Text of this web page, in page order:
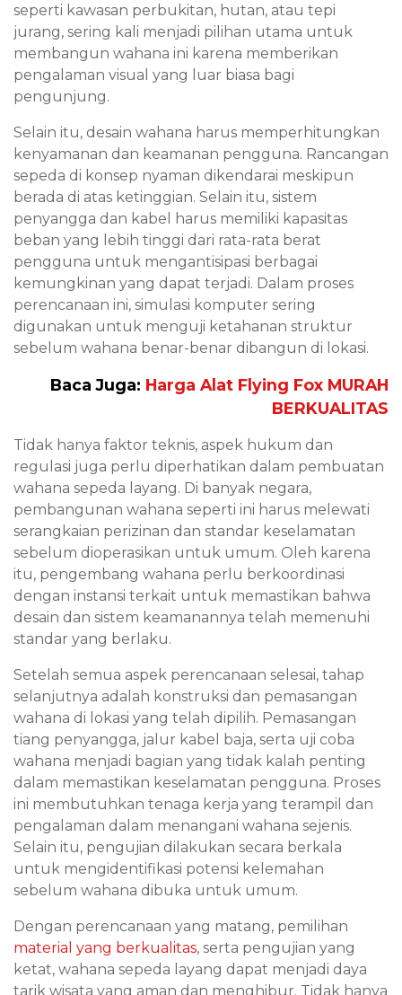
seperti kawasan perbukitan, hutan, atau tepi
jurang, sering kali menjadi pilihan utama untuk
membangun wahana ini karena memberikan
pengalaman visual yang luar biasa bagi
pengunjung.
Selain itu, desain wahana harus memperhitungkan
kenyamanan dan keamanan pengguna. Rancangan
sepeda di konsep nyaman dikendarai meskipun
berada di atas ketinggian. Selain itu, sistem
penyangga dan kabel harus memiliki kapasitas
beban yang lebih tinggi dari rata-rata berat
pengguna untuk mengantisipasi berbagai
kemungkinan yang dapat terjadi. Dalam proses
perencanaan ini, simulasi komputer sering
digunakan untuk menguji ketahanan struktur
sebelum wahana benar-benar dibangun di lokasi.
Baca Juga: Harga Alat Flying Fox MURAH
BERKUALITAS
Tidak hanya faktor teknis, aspek hukum dan
regulasi juga perlu diperhatikan dalam pembuatan
wahana sepeda layang. Di banyak negara,
pembangunan wahana seperti ini harus melewati
serangkaian perizinan dan standar keselamatan
sebelum dioperasikan untuk umum. Oleh karena
itu, pengembang wahana perlu berkoordinasi
dengan instansi terkait untuk memastikan bahwa
desain dan sistem keamanannya telah memenuhi
standar yang berlaku.
Setelah semua aspek perencanaan selesai, tahap
selanjutnya adalah konstruksi dan pemasangan
wahana di lokasi yang telah dipilih. Pemasangan
tiang penyangga, jalur kabel baja, serta uji coba
wahana menjadi bagian yang tidak kalah penting
dalam memastikan keselamatan pengguna. Proses
ini membutuhkan tenaga kerja yang terampil dan
pengalaman dalam menangani wahana sejenis.
Selain itu, pengujian dilakukan secara berkala
untuk mengidentifikasi potensi kelemahan
sebelum wahana dibuka untuk umum.
Dengan perencanaan yang matang, pemilihan
material yang berkualitas, serta pengujian yang
ketat, wahana sepeda layang dapat menjadi daya
tarik wisata yang aman dan menghibur. Tidak hanya